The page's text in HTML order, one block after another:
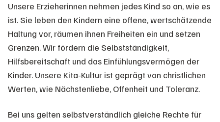
Unsere Erzieherinnen nehmen jedes Kind so an, wie es
ist. Sie leben den Kindern eine offene, wertschätzende
Haltung vor, räumen ihnen Freiheiten ein und setzen
Grenzen. Wir fördern die Selbstständigkeit,
Hilfsbereitschaft und das Einfühlungsvermögen der
Kinder. Unsere Kita-Kultur ist geprägt von christlichen
Werten, wie Nächstenliebe, Offenheit und Toleranz.
Bei uns gelten selbstverständlich gleiche Rechte für